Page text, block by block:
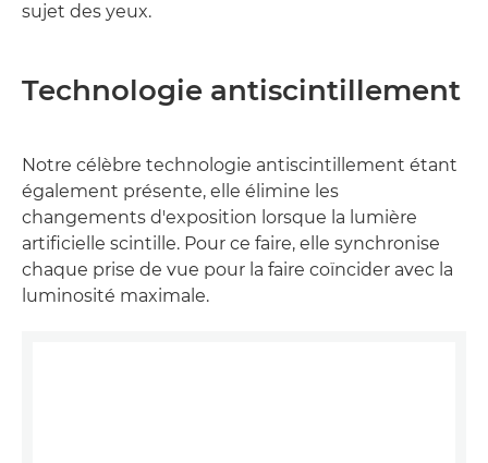
sujet des yeux.
Technologie antiscintillement
Notre célèbre technologie antiscintillement étant
également présente, elle élimine les
changements d'exposition lorsque la lumière
artificielle scintille. Pour ce faire, elle synchronise
chaque prise de vue pour la faire coïncider avec la
luminosité maximale.